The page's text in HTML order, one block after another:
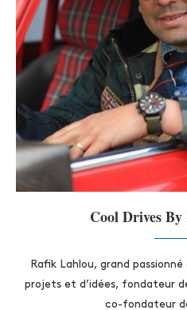
Cool Drives
Rafik Lahlou, grand
projets et d’idées, fondateur
co-fondateur